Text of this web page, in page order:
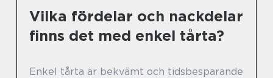
Vilka fördelar och nackdelar
finns det med enkel tårta?
Enkel tårta är bekvämt och tidsbesparande